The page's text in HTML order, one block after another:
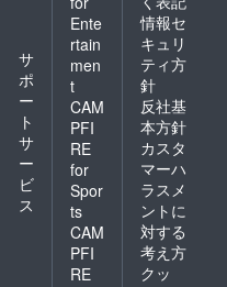
サ
ポ
ー
ト
サ
ー
ビ
ス
Ente
rtain
men
t
CAM
PFI
RE
for
Spor
ts
CAM
PFI
RE
情報セ
キュリ
ティ方
針
反社基
本方針
カスタ
マーハ
ラスメ
ントに
対する
考え方
クッ